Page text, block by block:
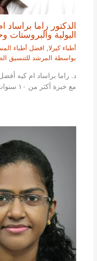
الدكتور راما
البولية والبروستات
أطباء كيرلا, افضل أطباء
بواسطة المرشد للتنسيق
د. راما براساد ام كيه
مع خبرة أكثر من ١٠ سنوات، يعتبر الدكتور راما […]